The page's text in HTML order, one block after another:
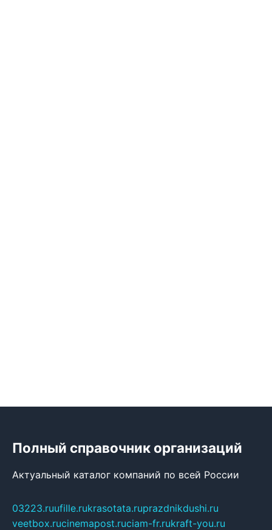
Полный справочник организаций
Актуальный каталог компаний по всей России
03223.ruufille.rukrasotata.ruprazdnikdushi.ru
veetbox.rucinemapost.ruciam-fr.rukraft-you.ru